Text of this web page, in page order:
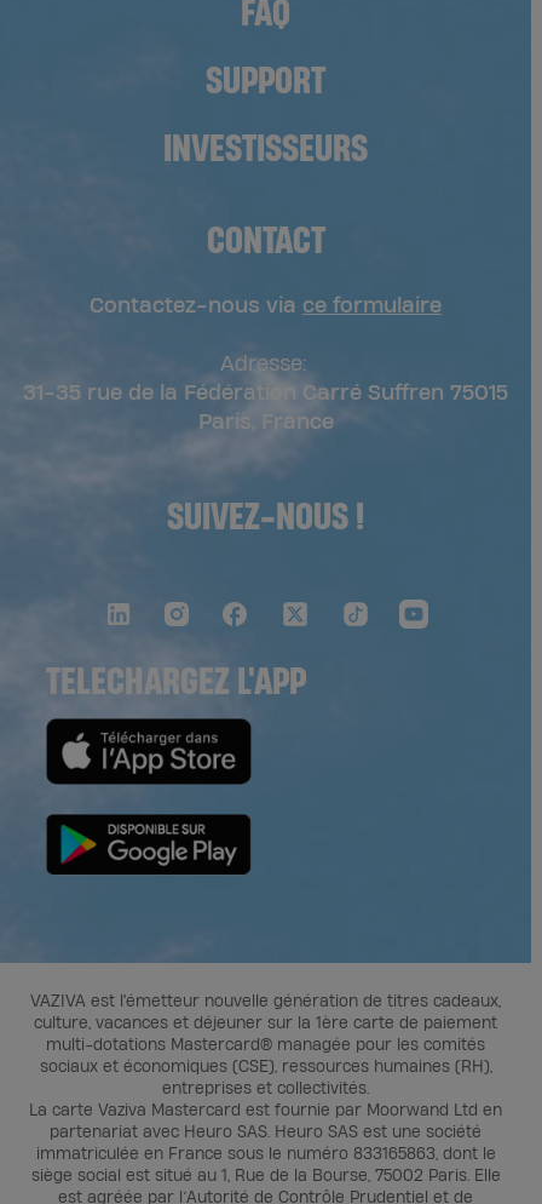
FAQ
SUPPORT
INVESTISSEURS
CONTACT
Contactez-nous via ce formulaire
Adresse:
31-35 rue de la Fédération Carré Suffren 75015
Paris, France
SUIVEZ-NOUS !
TELECHARGEZ L'APP
VAZIVA est l'émetteur nouvelle génération de titres cadeaux,
culture, vacances et déjeuner sur la 1ère carte de paiement
multi-dotations Mastercard® managée pour les comités
sociaux et économiques (CSE), ressources humaines (RH),
entreprises et collectivités.
La carte Vaziva Mastercard est fournie par Moorwand Ltd en
partenariat avec Heuro SAS. Heuro SAS est une société
immatriculée en France sous le numéro 833165863, dont le
siège social est situé au 1, Rue de la Bourse, 75002 Paris. Elle
est agréée par l’Autorité de Contrôle Prudentiel et de